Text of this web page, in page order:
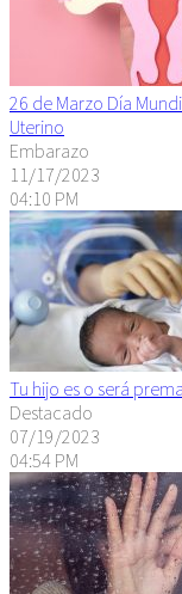
26 de Marzo Día
Uterino
Embarazo
11/17/2023
04:10 PM
Tu hijo es o será
Destacado
07/19/2023
04:54 PM